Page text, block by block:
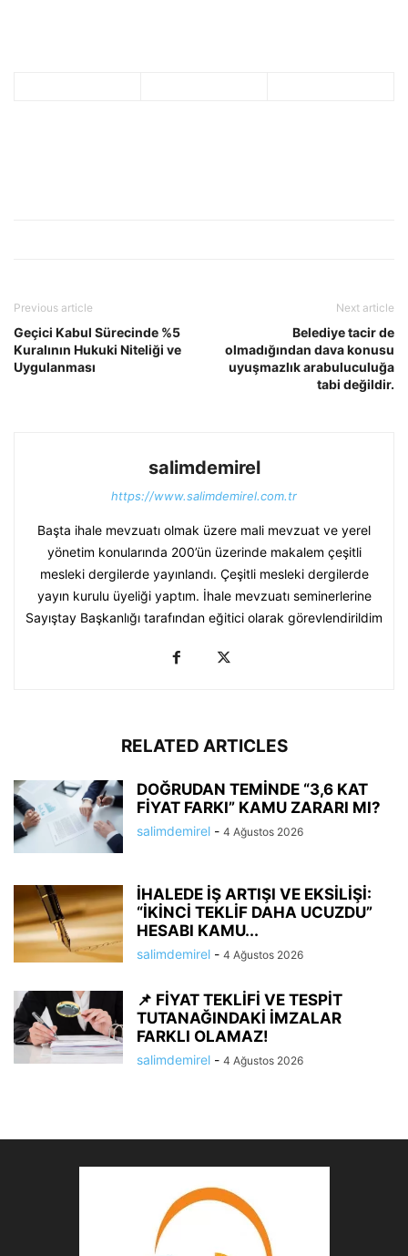
Previous article
Geçici Kabul Sürecinde %5
Kuralının Hukuki Niteliği ve
Uygulanması
Next article
Belediye tacir de
olmadığından dava konusu
uyuşmazlık arabuluculuğa
tabi değildir.
salimdemirel
https://www.salimdemirel.com.tr
Başta ihale mevzuatı olmak üzere mali mevzuat ve yerel
yönetim konularında 200’ün üzerinde makalem çeşitli
mesleki dergilerde yayınlandı. Çeşitli mesleki dergilerde
yayın kurulu üyeliği yaptım. İhale mevzuatı seminerlerine
Sayıştay Başkanlığı tarafından eğitici olarak görevlendirildim
RELATED ARTICLES
DOĞRUDAN TEMİNDE “3,6 KAT
FİYAT FARKI” KAMU ZARARI MI?
salimdemirel - 4 Ağustos 2026
İHALEDE İŞ ARTIŞI VE EKSİLİŞİ:
“İKİNCİ TEKLİF DAHA UCUZDU”
HESABI KAMU...
salimdemirel - 4 Ağustos 2026
📌 FİYAT TEKLİFİ VE TESPİT
TUTANAĞINDAKİ İMZALAR
FARKLI OLAMAZ!
salimdemirel - 4 Ağustos 2026